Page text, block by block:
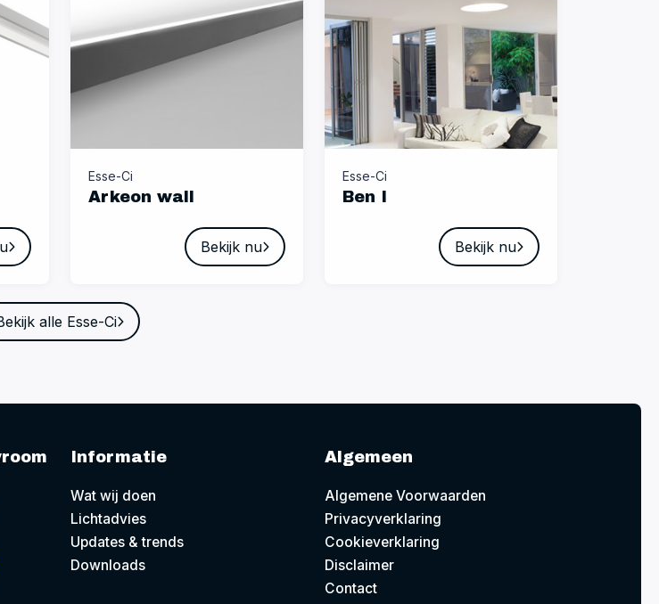
Esse-Ci
Arkeon wall
Bekijk nu
Esse-Ci
Ben I
Bekijk nu
alle Esse-Ci
Informatie
Wat wij doen
Lichtadvies
Updates & trends
Downloads
Algemeen
Algemene Voorwaarden
Privacyverklaring
Cookieverklaring
Disclaimer
Contact